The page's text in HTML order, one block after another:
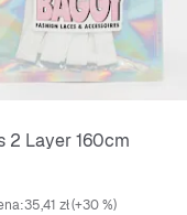
2 Layer 160cm
35,41 zł(+30 %)